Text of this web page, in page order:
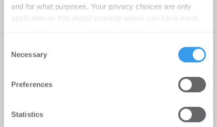
and for what purposes. Your privacy choices are only
applicable on this digital property where you have made
the Privacy trigger icon.
Find out more about how your personal data is processed
and set your preferences in the
We use cookies to personalise content and ads, to
provide social media features and to analyse our traffic.
Selection
Necessary
Preferences
Statistics
Erster Spatenstich für neuen
Login für den ganzen Artikel Wenn noch nicht
MÖHRLE HAPP LUTHER berät Beds